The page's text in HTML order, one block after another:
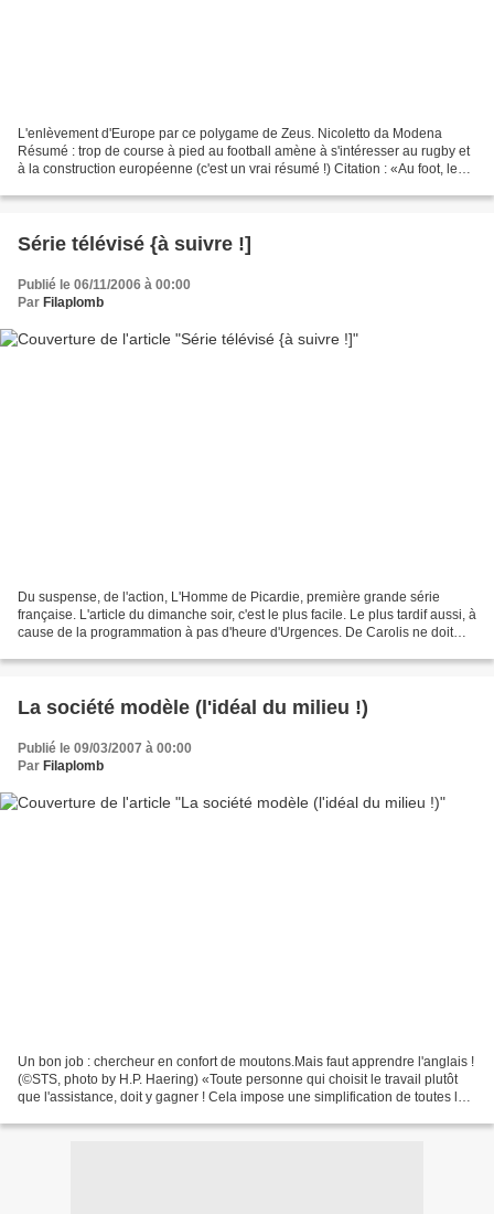
L'enlèvement d'Europe par ce polygame de Zeus. Nicoletto da Modena
Résumé : trop de course à pied au football amène à s'intéresser au rugby et
à la construction européenne (c'est un vrai résumé !) Citation : «Au foot, le
Série télévisé {à suivre !]
Publié le 06/11/2006 à 00:00
Par Filaplomb
Du suspense, de l'action, L'Homme de Picardie, première grande série
française. L'article du dimanche soir, c'est le plus facile. Le plus tardif aussi, à
cause de la programmation à pas d'heure d'Urgences. De Carolis ne doit
La société modèle (l'idéal du milieu !)
Publié le 09/03/2007 à 00:00
Par Filaplomb
Un bon job : chercheur en confort de moutons.Mais faut apprendre l'anglais !
(©STS, photo by H.P. Haering) «Toute personne qui choisit le travail plutôt
que l'assistance, doit y gagner ! Cela impose une simplification de toutes les